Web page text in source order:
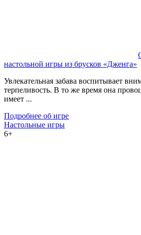
настольной игры из брусков «Дженга»
Увлекательная забава воспитывает
терпеливость. В то же время она
имеет ...
Подробнее об игре
Настольные игры
6+